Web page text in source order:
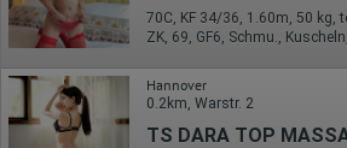
70C, KF 34/36, 1.60m, 50 kg,
Hannover
0.2km, Warstr. 2
TS DARA TOP